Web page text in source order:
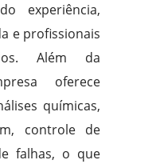
experiência,
e profissionais
Além da
oferece
químicas,
controle de
falhas, o que